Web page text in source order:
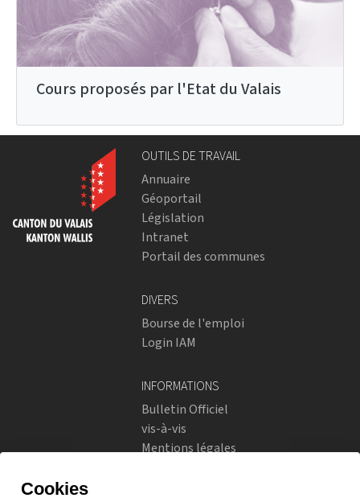
Cours proposés par l'Etat du Valais
OUTILS DE TRAVAIL
Annuaire
Géoportail
Législation
Intranet
Portail des communes
DIVERS
Bourse de l'emploi
Login IAM
INFORMATIONS
Bulletin Officiel
vis-à-vis
Mentions légales